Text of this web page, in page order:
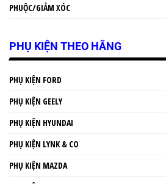
PHUỘC/GIẢM XÓC
PHỤ KIỆN THEO HÃNG
PHỤ KIỆN FORD
PHỤ KIỆN GEELY
PHỤ KIỆN HYUNDAI
PHỤ KIỆN LYNK & CO
PHỤ KIỆN MAZDA